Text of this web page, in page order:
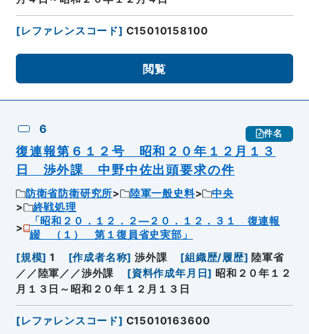
[レファレンスコード] C15010158100
閲覧
6 件名
復連報第６１２号 昭和２０年１２月１３
日 渉外課 中野中佐出頭要求の件
防衛省防衛研究所 陸軍一般史料
中央
終戦処理
「昭和２０．１２．２―２０．１２．３１ 復連報
綴 （１） 第１復員省史実部」
[規模] 1 [作成者名称] 渉外課 [組織歴/履歴] 陸軍省
／／陸軍／／渉外課
[資料作成年月日] 昭和２０年１２
月１３日～昭和２０年１２月１３日
[レファレンスコード] C15010163600